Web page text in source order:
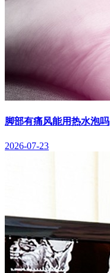
脚部有痛风能用热水泡吗
2026-07-23